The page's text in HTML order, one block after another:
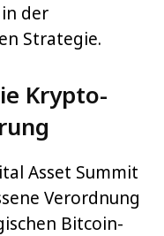
der
Strategie.
Krypto-
Asset Summit
Verordnung
Bitcoin-